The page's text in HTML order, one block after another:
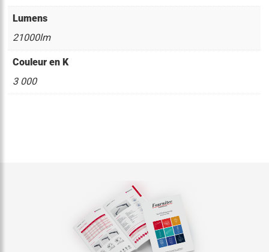
Lumens
21000lm
Couleur en K
3 000